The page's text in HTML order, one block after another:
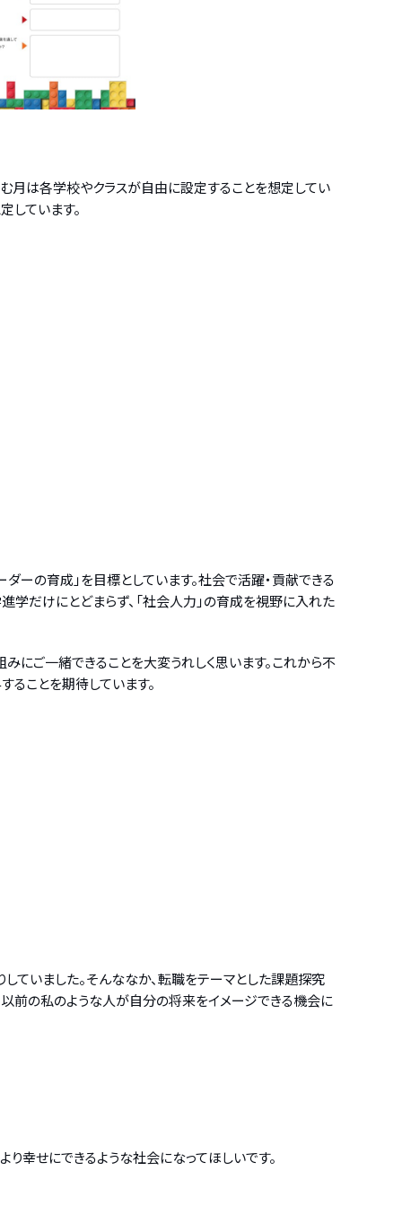
む月は各学校やクラスが自由に設定することを想定してい
しています。
の育成」を目標としています。社会で活躍・貢献できる
学だけにとどまらず、「社会人力」の育成を視野に入れた
にご一緒できることを大変うれしく思います。これから不
ことを期待しています。
ていました。そんななか、転職をテーマとした課題探究
以前の私のような人が自分の将来をイメージできる機会に
幸せにできるような社会になってほしいです。